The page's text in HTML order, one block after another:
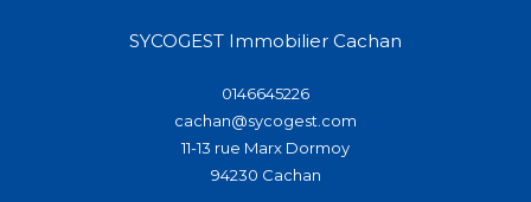
SYCOGEST Immobilier Cachan
0146645226
cachan@sycogest.com
11-13 rue Marx Dormoy
94230
cachan